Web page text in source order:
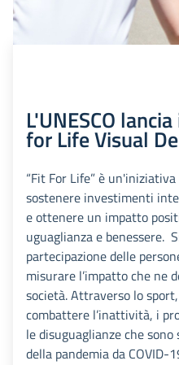
L'UNESCO
for Life Visual
“Fit For Life” è
sostenere investimenti
e ottenere un impatto
uguaglianza e benessere.
partecipazione delle
misurare l’impatto che ne
società. Attraverso lo
combattere l’inattività, i
le disuguaglianze che
della pandemia da COVID-